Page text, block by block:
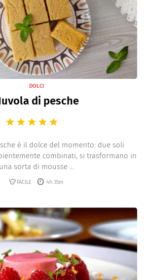
DOLCI
di pesche
è il dolce del momento: due soli
combinati, si trasformano in
una sorta di mousse ...
FACILE 4h 35m